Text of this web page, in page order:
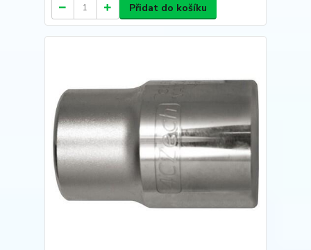
Přidat do košíku